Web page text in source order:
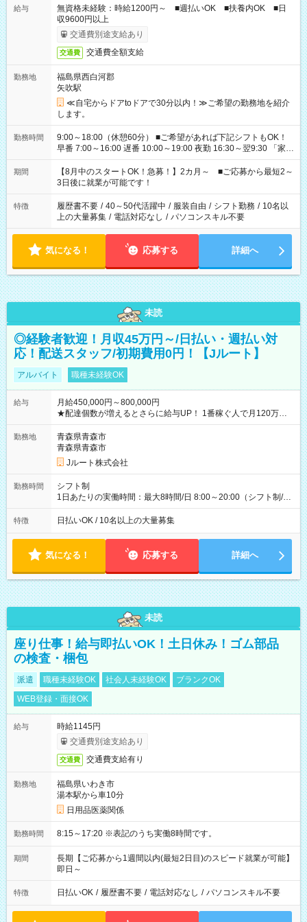
給与
無資格未経験：時給1200円～ ■週払いOK ■扶養内OK ■日
収9600円以上
交通費別途支給あり
交通費 交通費全額支給
勤務地
福島県西白河郡
矢吹駅
≪自宅からドアtoドアで30分以内！≫ご希望の勤務地を紹介
します。
勤務時間
9:00～18:00（休憩60分） ■ご希望があれば下記シフトもOK！
早番 7:00～16:00 遅番 10:00～19:00 夜勤 16:30～翌9:30 「家族
と休みを合わせたい」 「余裕を持って夕飯の準備がしたい」
「できれば残業はしたくない」 など、ご希望を教えてください
ね。 ※Wワーク希望の方へ 今ご覧のお仕事で希望する勤務時間
と、もう1つのお仕事の勤務時間。 合計で週40時間を超える場
合は応募できません。
期間
【8月中のスタートOK！急募！】2カ月～ ■ご応募から最短2～
3日後に就業が可能です！
特徴 履歴書不要 / 40～50代活躍中 / 服装自由 / シフト勤務 / 10名以
上の大量募集 / 電話対応なし / パソコンスキル不要
気になる！ 応募する 詳細へ
未読
◎経験者歓迎！月収45万円～/日払い・週払い対
応！配送スタッフ/初期費用0円！【Jルート】
アルバイト 職種未経験OK
給与
月給450,000円～800,000円
★配達個数が増えるとさらに給与UP！ 1番稼ぐ人で月120万ほ
ど！ ・主要都市エリア 月収55万円／週5日稼働 月収65万~112
万円／週6日稼働 ・地方郊外エリア 月収40万円／週5日稼働 月
収40万円~50万円／週6日稼働 ＜モデルイメージ＞ ■月収50万
円 (27歳男性/江東区在住)※元建築関係 1日150個配達×25日勤務
(日休み) ■月収80万円(43歳男性/墨田区在住)※元営業 1日200個
勤務地
青森県青森市
青森県青森市
Jルート株式会社
勤務時間
シフト制
1日あたりの実働時間：最大8時間/日 8:00～20:00（シフト制/実
働8時間） ※週5日勤務（場所次第では週4も有り） ※配達状況
によって時間外での勤務可能性有り ※案件により多少の前後あ
特徴 日払いOK / 10名以上の大量募集
気になる！ 応募する 詳細へ
未読
座り仕事！給与即払いOK！土日休み！ゴム部品
の検査・梱包
派遣 職種未経験OK 社会人未経験OK
ブランクOK
WEB登録・面接OK
給与
時給1145円
交通費別途支給あり
交通費 交通費支給有り
勤務地
福島県いわき市
湯本駅から車10分
日用品医薬関係
勤務時間 8:15～17:20 ※表記のうち実働8時間です。
期間
長期【ご応募から1週間以内(最短2日目)のスピード就業が可能】
即日～
特徴 日払いOK / 履歴書不要 / 電話対応なし / パソコンスキル不要